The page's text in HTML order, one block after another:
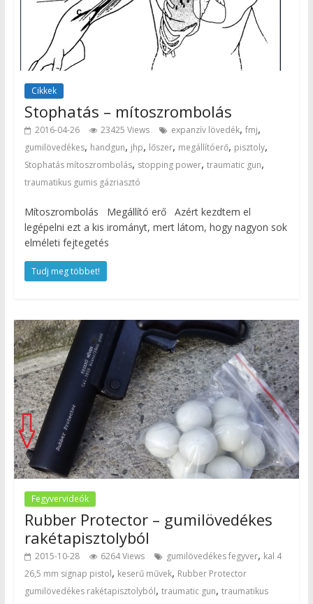
Cikkek
Stophatás – mítoszrombolás
2016-04-26 23425 Views expanzív lövedék, fmj,
gumilövedékes, handgun, jhp, lőszer, megállítóerő, pisztoly,
Stophatás mítoszrombolás, stopping power, traumatic gun,
traumatikus gumis gázriasztó
Mítoszrombolás Megállító erő Azért kezdtem el
legépelni ezt a kis irományt, mert látom, hogy nagyon sok
elméleti fejtegetés
Tudj meg többet!
Fegyvervideók
Rubber Protector – gumilövedékes
rakétapisztolyból
2015-10-28 6264 Views gumilövedékes fegyver, kal 4
26,5 mm signap pistol, keserű művek, Rubber Protector
gumilövedékes rakétapisztolyból, traumatic gun, traumatikus